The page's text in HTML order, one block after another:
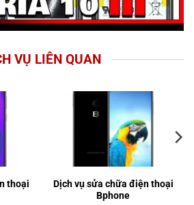
VỤ LIÊN QUAN
thoại
Dịch vụ sửa chữa điện thoại
Bphone